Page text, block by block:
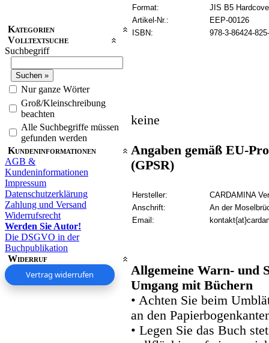
Kategorien
Volltextsuche
Suchbegriff
Nur ganze Wörter
Groß/Kleinschreibung
beachten
Alle Suchbegriffe müssen
gefunden werden
Kundeninformationen
AGB &
Kundeninformationen
Impressum
Datenschutzerklärung
Zahlung und Versand
Widerrufsrecht
Werden Sie Autor!
Die DSGVO in der
Buchpublikation
Widerruf
Vertrag widerrufen
Format:
JIS B5
Artikel-Nr.:
EEP-00126
ISBN:
978-3-86424-
keine
Angaben gemäß EU-
(GPSR)
Hersteller:
CARDAMINA
Anschrift:
An der
Email:
Allgemeine Warn- und
Umgang mit Büchern
• Achten Sie beim
an den
• Legen Sie das Buch